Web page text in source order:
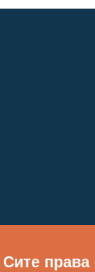
права